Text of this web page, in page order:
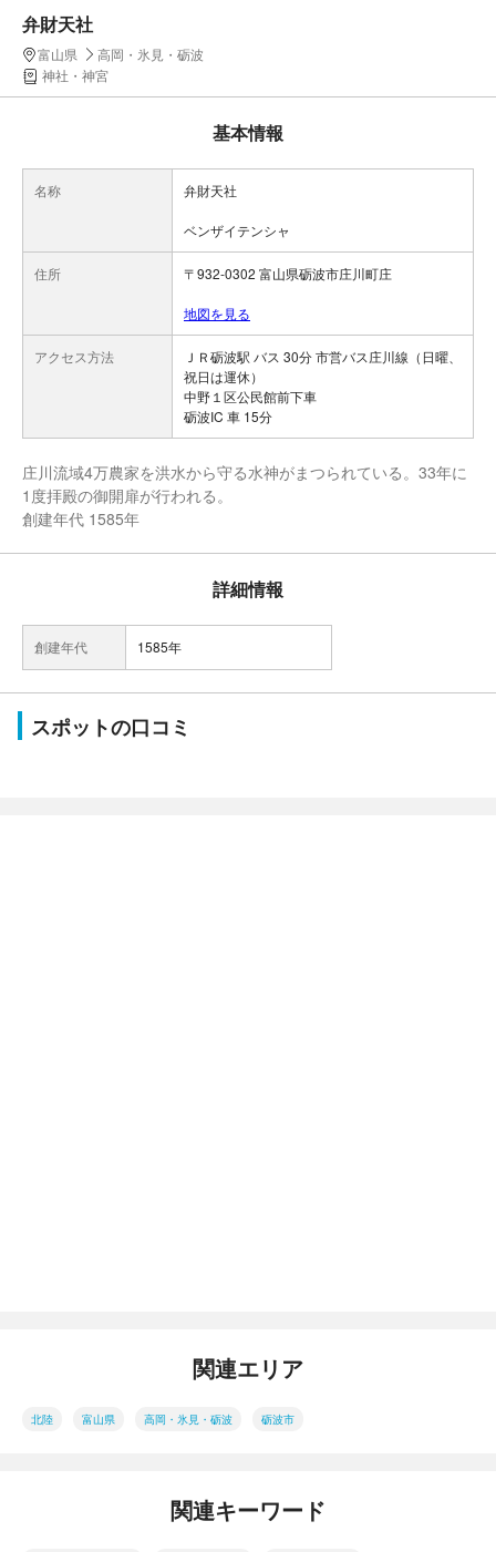
弁財天社
富山県
高岡・氷見・砺波
神社・神宮
基本情報
名称 弁財天社
ベンザイテンシャ
住所 〒932-0302 富山県砺波市庄川町庄
地図を見る
アクセス方法
ＪＲ砺波駅 バス 30分 市営バス庄川線（日曜、
祝日は運休）
中野１区公民館前下車
砺波IC 車 15分
庄川流域4万農家を洪水から守る水神がまつられている。33年に
1度拝殿の御開扉が行われる。
創建年代 1585年
詳細情報
創建年代 1585年
スポットの口コミ
関連エリア
北陸 富山県 高岡・氷見・砺波 砺波市
関連キーワード